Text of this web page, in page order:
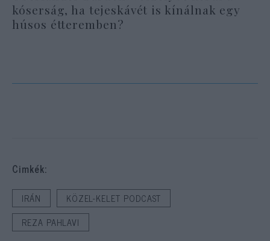
kóserság, ha tejeskávét is kínálnak egy
húsos étteremben?
Cimkék:
IRÁN
KÖZEL-KELET PODCAST
REZA PAHLAVI